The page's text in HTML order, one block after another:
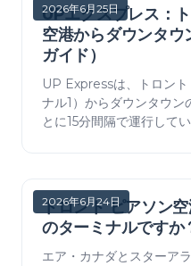
2026年6月25日
UPエクスプレス：
空港からダウンタ
ガイド）
UP Expressは、トロント
ナル1）からダウンタウ
とに15分間隔で運行して
2026年6月24日
トロント ピアソン
のターミナルですか
エア・カナダとスターア